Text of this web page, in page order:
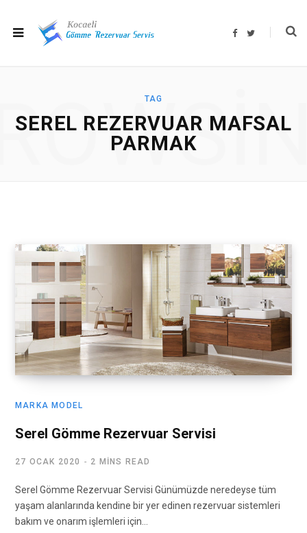
F
T
TAG
SEREL REZERVUAR MAFSAL
PARMAK
MARKA MODEL
Serel Gömme Rezervuar Servisi
27 OCAK 2020 2 MINS READ
Serel Gömme Rezervuar Servisi Günümüzde neredeyse tüm
yaşam alanlarında kendine bir yer edinen rezervuar sistemleri
bakım ve onarım işlemleri için…